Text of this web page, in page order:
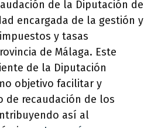
de la Diputación de
encargada de la gestión y
y tasas
de Málaga. Este
de la Diputación
objetivo facilitar y
de recaudación de los
así al